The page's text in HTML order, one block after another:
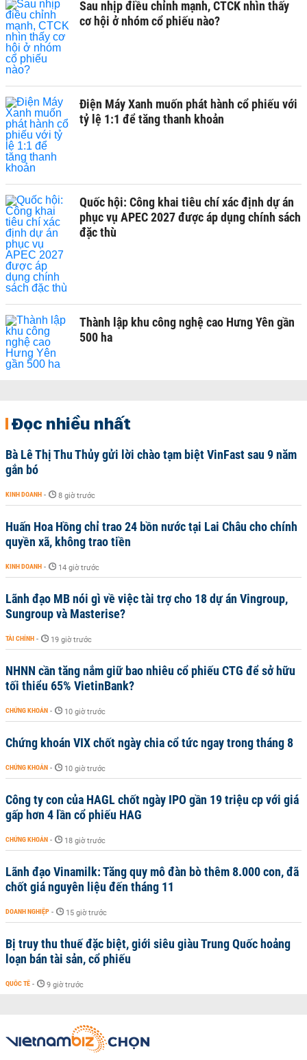
Sau nhịp điều chỉnh mạnh, CTCK nhìn thấy
cơ hội ở nhóm cổ phiếu nào?
Điện Máy Xanh muốn phát hành cổ phiếu với
tỷ lệ 1:1 để tăng thanh khoản
Quốc hội: Công khai tiêu chí xác định dự án
phục vụ APEC 2027 được áp dụng chính sách
đặc thù
Thành lập khu công nghệ cao Hưng Yên gần
500 ha
Đọc nhiều nhất
Bà Lê Thị Thu Thủy gửi lời chào tạm biệt VinFast sau 9 năm
gắn bó
KINH DOANH - 8 giờ trước
Huấn Hoa Hồng chỉ trao 24 bồn nước tại Lai Châu cho chính
quyền xã, không trao tiền
KINH DOANH - 14 giờ trước
Lãnh đạo MB nói gì về việc tài trợ cho 18 dự án Vingroup,
Sungroup và Masterise?
TÀI CHÍNH - 19 giờ trước
NHNN cần tăng nắm giữ bao nhiêu cổ phiếu CTG để sở hữu
tối thiểu 65% VietinBank?
CHỨNG KHOÁN - 10 giờ trước
Chứng khoán VIX chốt ngày chia cổ tức ngay trong tháng 8
CHỨNG KHOÁN - 10 giờ trước
Công ty con của HAGL chốt ngày IPO gần 19 triệu cp với giá
gấp hơn 4 lần cổ phiếu HAG
CHỨNG KHOÁN - 18 giờ trước
Lãnh đạo Vinamilk: Tăng quy mô đàn bò thêm 8.000 con, đã
chốt giá nguyên liệu đến tháng 11
DOANH NGHIỆP - 15 giờ trước
Bị truy thu thuế đặc biệt, giới siêu giàu Trung Quốc hoảng
loạn bán tài sản, cổ phiếu
QUỐC TẾ - 9 giờ trước